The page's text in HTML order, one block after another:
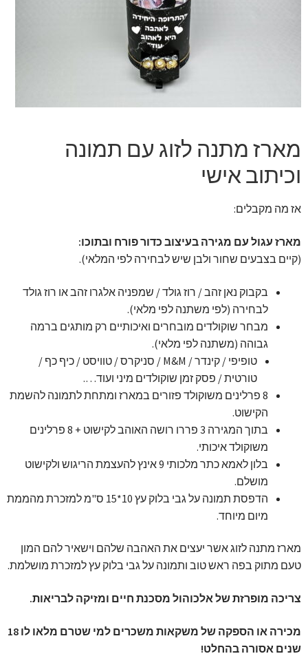
בלוג
מארז מתנה לזוג עם תמונה
וכיתוב אישי
אז מה מקבלים:
מארז עגול עם מגירה בעיצוב כדור פורח ובתוכו:
(קיים בצבעים שחור ולבן שיש לבחירה לפי המלאי).
בקבוק נאן זהב / רוז גולד / שמפניה אלגרו זהב או רוז גולד
לבחירה (לפי משתנה לפי מלאי).
מבחר שוקולדים מובחרים ואיכותיים רק מותגים ברמה
גבוהה (משתנה לפי מלאי).
טופיפי / קינדר / M&M / סניקרס / טוויסט / כיף כף /
טורטית / פסק זמן שוקולדים מיני ועוד….
8 פרלינים משוקולד פזורים במארז ומתחת לתמונה להשמת
הקישוט.
בתוך המגירה 3 פררו רושה האוהב לקישוט + 8 פרלינים
משוקולד איכותי.
בלון לאמא כתר מלכותי 9 אינץ להעצמת הריגוש ולקישוט
מושלם.
הדפסת תמונה על גבי בלוק עץ 10*15 ס"מ למזכרת מהממת
מיום מיוחד.
מארז מתנה לזוג אשר יעצים את האהבה שלהם וישאיר להם המון
טעם מתוק בפה ראש טוב ותמונה על גבי בלוק עץ למזכרת מושלמת.
צריכה מופרזת של אלכוהול מסכנת חיים ומזיקה לבריאות.
מכירה או הספקה של משקאות משכרים למי שטרם מלאו לו 18
שנים אסורה בהחלט!